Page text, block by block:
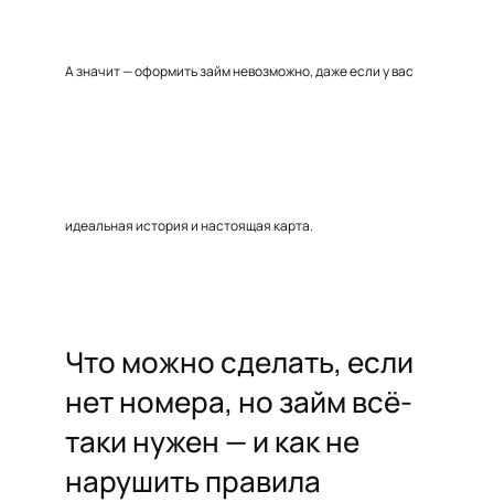
А значит — оформить займ невозможно, даже если у вас
идеальная история и настоящая карта.
Что можно сделать, если
нет номера, но займ всё-
таки нужен — и как не
нарушить правила